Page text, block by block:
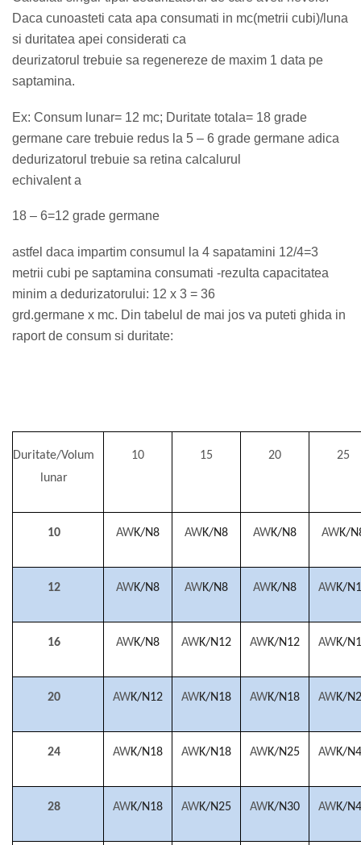
Daca cunoasteti cata apa consumati in mc(metrii cubi)/luna
si duritatea apei considerati ca
deurizatorul trebuie sa regenereze de maxim 1 data pe
saptamina.
Ex: Consum lunar= 12 mc; Duritate totala= 18 grade
germane care trebuie redus la 5 – 6 grade germane adica
dedurizatorul trebuie sa retina calcalurul
echivalent a
18 – 6=12 grade germane
astfel daca impartim consumul la 4 sapatamini 12/4=3
metrii cubi pe saptamina consumati -rezulta capacitatea
minim a dedurizatorului: 12 x 3 = 36
grd.germane x mc. Din tabelul de mai jos va puteti ghida in
raport de consum si duritate:
Duritate/Volum
lunar
10 15 20 25
10 AWK/N8 AWK/N8 AWK/N8 AWK/
12 AWK/N8 AWK/N8 AWK/N8 AWK/
16 AWK/N8 AWK/N12 AWK/N12 AWK/
20 AWK/N12 AWK/N18 AWK/N18 AWK/
24 AWK/N18 AWK/N18 AWK/N25 AWK/
28 AWK/N18 AWK/N25 AWK/N30 AWK/